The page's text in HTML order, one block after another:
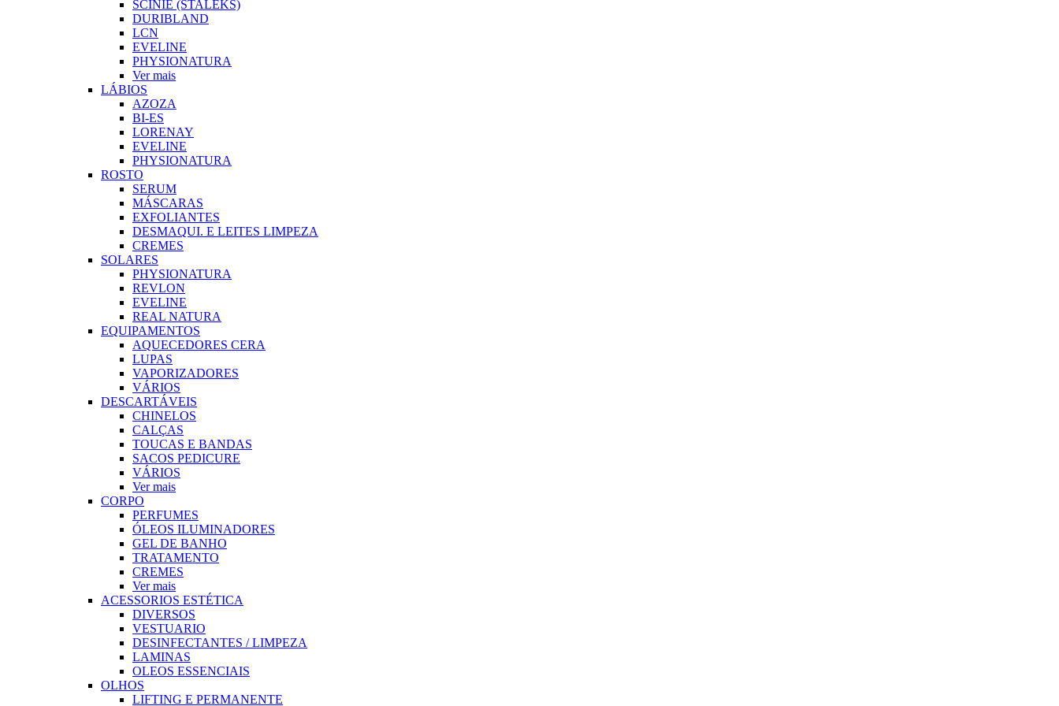
SCINIE (STALEKS)
DURIBLAND
LCN
EVELINE
PHYSIONATURA
Ver mais
LÁBIOS
AZOZA
BI-ES
LORENAY
EVELINE
PHYSIONATURA
ROSTO
SERUM
MÁSCARAS
EXFOLIANTES
DESMAQUI. E LEITES LIMPEZA
CREMES
SOLARES
PHYSIONATURA
REVLON
EVELINE
REAL NATURA
EQUIPAMENTOS
AQUECEDORES CERA
LUPAS
VAPORIZADORES
VÁRIOS
DESCARTÁVEIS
CHINELOS
CALÇAS
TOUCAS E BANDAS
SACOS PEDICURE
VÁRIOS
Ver mais
CORPO
PERFUMES
ÓLEOS ILUMINADORES
GEL DE BANHO
TRATAMENTO
CREMES
Ver mais
ACESSORIOS ESTÉTICA
DIVERSOS
VESTUARIO
DESINFECTANTES / LIMPEZA
LAMINAS
OLEOS ESSENCIAIS
OLHOS
LIFTING E PERMANENTE